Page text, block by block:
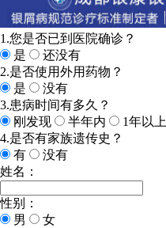
1.您是否已到医院确诊？
是
还没有
2.是否使用外用药物？
是
没有
3.患病时间有多久？
刚发现
半年内
1年以上
4.是否有家族遗传史？
有
没有
姓名：
性别：
男
女